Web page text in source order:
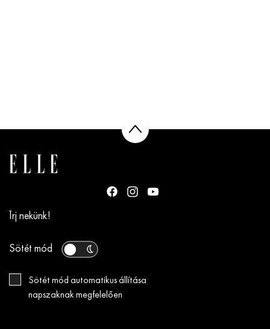
Írj nekünk!
Sötét mód
Sötét mód automatikus állítása
napszaknak megfelelően